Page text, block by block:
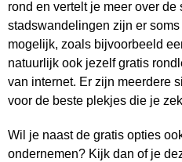
rond en vertelt je meer over de
stadswandelingen zijn er
mogelijk, zoals bijvoorbeeld
natuurlijk ook jezelf gratis
van internet. Er zijn meerdere
voor de beste plekjes die je
Wil je naast de gratis opties
ondernemen? Kijk dan of je